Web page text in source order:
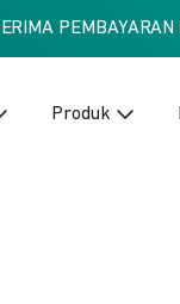
PEMBAYARAN
Produk